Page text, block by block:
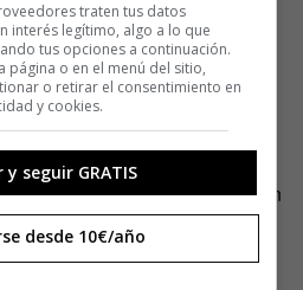
espacios abandonados en
con la historia reciente de la
traten tus datos
interés legítimo, algo a lo que
tus opciones a continuación.
página o en el menú del sitio,
o retirar el consentimiento en
y cookies.
seguir GRATIS
desde 10€/año